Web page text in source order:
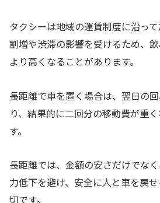
タクシーは地域の運賃制度に沿っ
割増や渋滞の影響を受けるため、
より高くなることがあります。
長距離で車を置く場合は、翌日の
り、結果的に二回分の移動費が重
す。
長距離では、金額の安さだけでな
力低下を避け、安全に人と車を戻
切です。